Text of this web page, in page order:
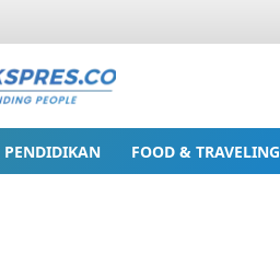
PENDIDIKAN FOOD & TRAVELING